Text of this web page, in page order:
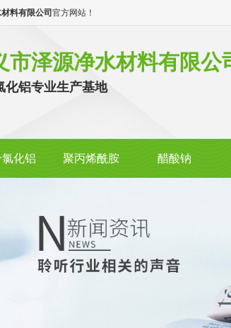
料有限公司 官方网站！
市泽源净水材料有限公
化铝专业生产基地
化铝 聚丙烯酰胺 醋酸钠